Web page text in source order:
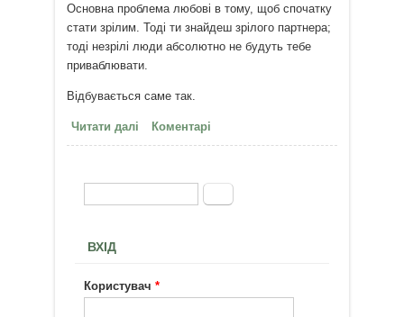
Основна проблема любові в тому, щоб спочатку
стати зрілим. Тоді ти знайдеш зрілого партнера;
тоді незрілі люди абсолютно не будуть тебе
приваблювати.
Відбувається саме так.
Читати далі про Зріла любов
Коментарі
Пошукова форма
Пошук
ВХІД
Користувач*